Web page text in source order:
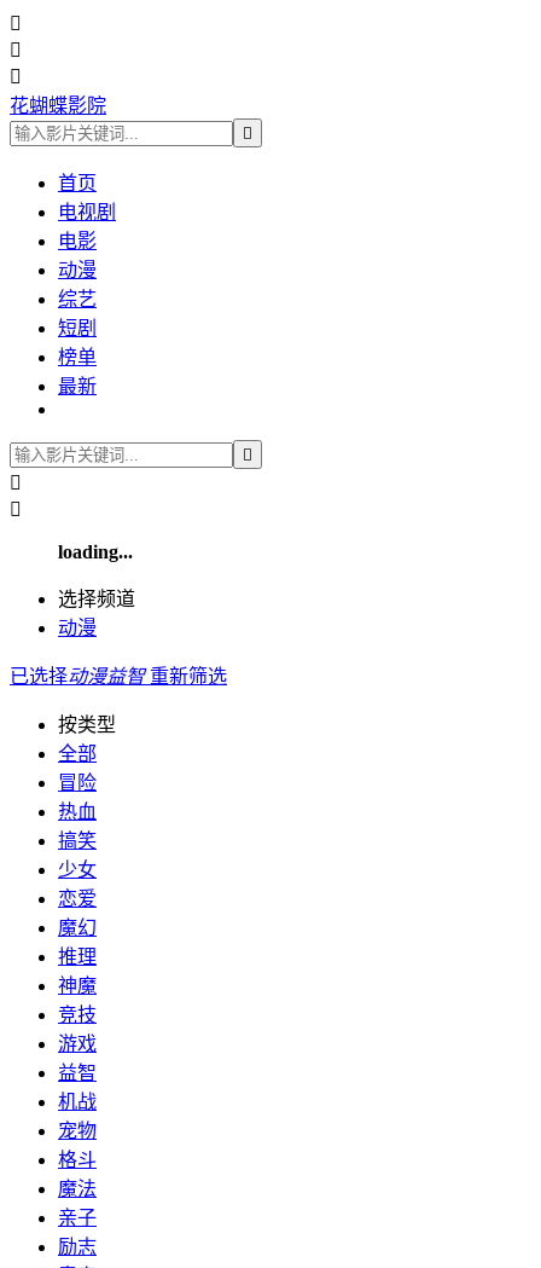



花蝴蝶影院

首页
电视剧
电影
动漫
综艺
短剧
榜单
最新



loading...
选择频道
动漫
已选择动漫益智重新筛选
按类型
全部
冒险
热血
搞笑
少女
恋爱
魔幻
推理
神魔
竞技
游戏
益智
机战
宠物
格斗
魔法
亲子
励志